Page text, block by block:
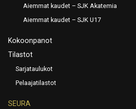
Aiemmat kaudet – SJK Akatemia
Aiemmat kaudet – SJK U17
Kokoonpanot
Tilastot
Sarjataulukot
Pelaajatilastot
SEURA